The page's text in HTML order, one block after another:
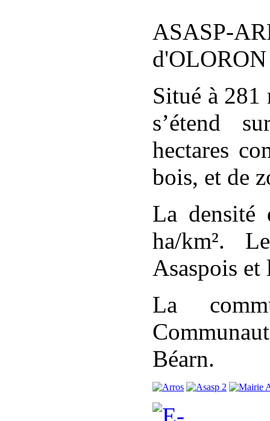
ASASP-
Situé à 281
s’étend
hectares
bois, et de
La densité
ha/km².
Asaspois et
La
Béarn.